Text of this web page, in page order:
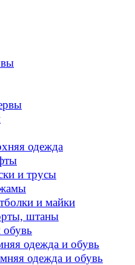
одежда
и трусы
и майки
штаны
одежда и обувь
одежда и обувь